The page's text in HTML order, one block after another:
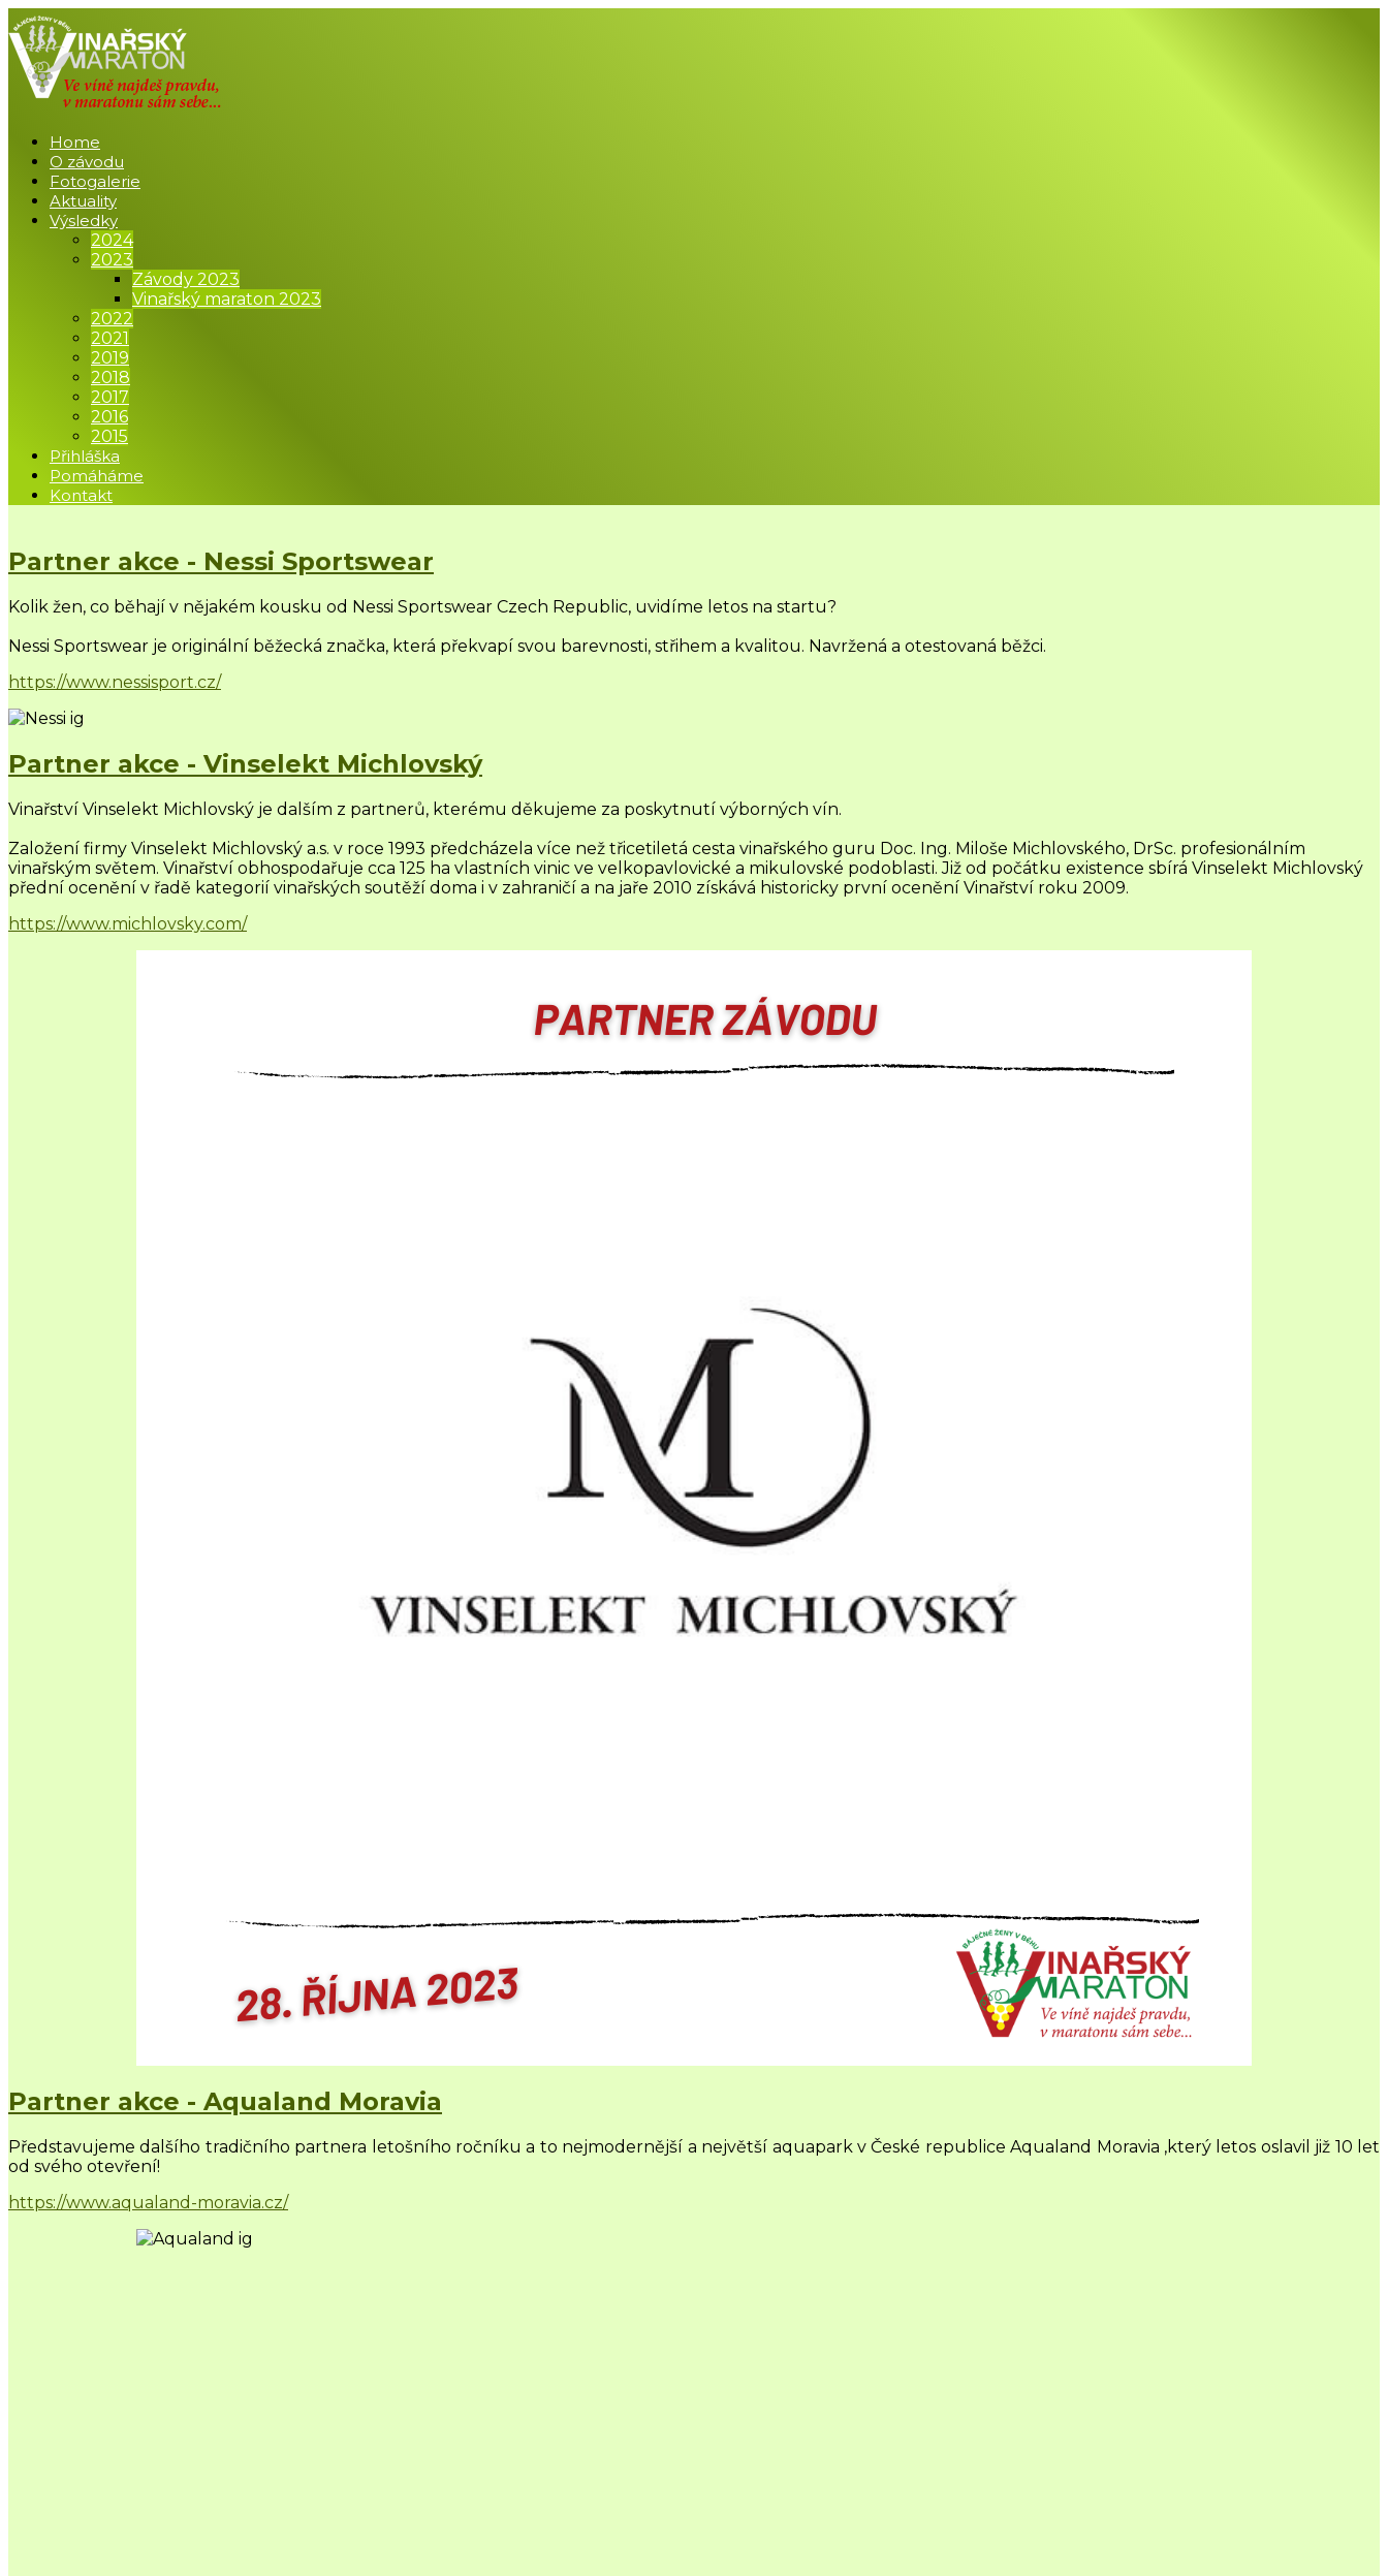
Home
O závodu
Fotogalerie
Aktuality
Výsledky
2024
2023
Závody 2023
Vinařský maraton 2023
2022
2021
2019
2018
2017
2016
2015
Přihláška
Pomáháme
Kontakt
Partner akce - Nessi Sportswear
Kolik žen, co běhají v nějakém kousku od Nessi Sportswear Czech Republic, uvidíme letos na startu?
Nessi Sportswear je originální běžecká značka, která překvapí svou barevnosti, střihem a kvalitou. Navržená a otestovaná běžci.
https://www.nessisport.cz/
Partner akce - Vinselekt Michlovský
Vinařství Vinselekt Michlovský je dalším z partnerů, kterému děkujeme za poskytnutí výborných vín.
Založení firmy Vinselekt Michlovský a.s. v roce 1993 předcházela více než třicetiletá cesta vinařského guru Doc. Ing. Miloše Michlovského, DrSc. profesionálním
vinařským světem. Vinařství obhospodařuje cca 125 ha vlastních vinic ve velkopavlovické a mikulovské podoblasti. Již od počátku existence sbírá Vinselekt Michlovský
přední ocenění v řadě kategorií vinařských soutěží doma i v zahraničí a na jaře 2010 získává historicky první ocenění Vinařství roku 2009.
https://www.michlovsky.com/
Partner akce - Aqualand Moravia
Představujeme dalšího tradičního partnera letošního ročníku a to nejmodernější a největší aquapark v České republiceAqualand Moravia ,který letos oslavil již 10 let
od svého otevření!
https://www.aqualand-moravia.cz/